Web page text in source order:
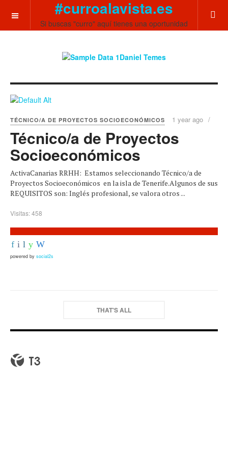
OFF CANVAS#curroalavista.es
Si buscas "curro" aquí tienes una oportunidad
TÉCNICO/A DE PROYECTOS SOCIOECONÓMICOS 1 year ago
Técnico/a de Proyectos
Socioeconómicos
ActivaCanarias RRHH: Estamos seleccionando Técnico/a de
Proyectos Socioeconómicos en la isla de Tenerife.Algunos de sus
REQUISITOS son: Inglés profesional, se valora otros ...
Visitas: 458
powered by social2s
THAT'S ALL